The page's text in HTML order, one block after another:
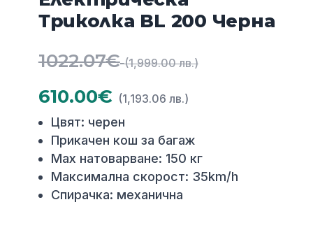
Триколка BL 200 Черна
1022.07€ (1,999.00 лв.)
(1,999.00
610.00€ (1,193.06 лв.)Текущата
е:
610.00€
Цвят: черен
Прикачен кош за багаж
Max натоварване: 150 кг
Максимална скорост: 35km/h
Спирачка: механична